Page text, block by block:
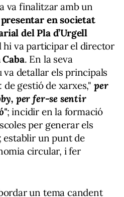
va finalitzar amb un
en societat
del Pla d’Urgell
hi va participar el director
Caba. En la seva
detallar els principals
gestió de xarxes," per
per fer-se sentir
; incidir en la formació
per generar els
establir un punt de
circular, i fer
un tema candent